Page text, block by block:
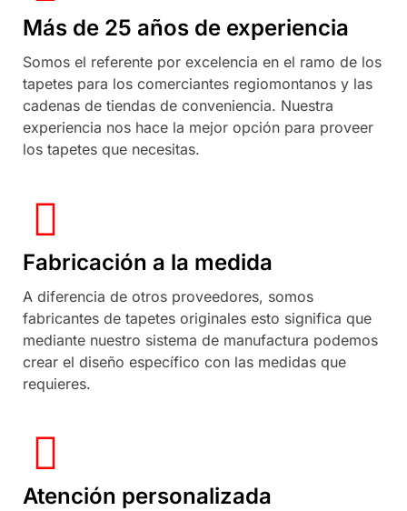
Más de 25 años de experiencia
Somos el referente por excelencia en el ramo de los
tapetes para los comerciantes regiomontanos y las
cadenas de tiendas de conveniencia. Nuestra
experiencia nos hace la mejor opción para proveer
los tapetes que necesitas.
Fabricación a la medida
A diferencia de otros proveedores, somos
fabricantes de tapetes originales esto significa que
mediante nuestro sistema de manufactura podemos
crear el diseño específico con las medidas que
requieres.
Atención personalizada